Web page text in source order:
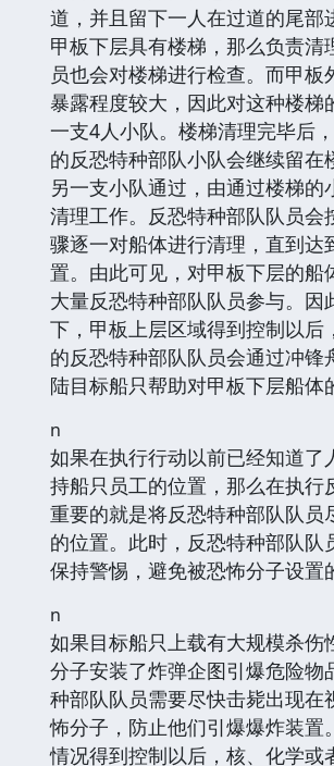
道，并且留下一人在过道的尾部
甲板下层具有楼梯，那么负责清
员也会对楼梯进行检查。而甲板
暴露程度较大，因此对这种楼梯
一支4人小队。楼梯清理完毕后
的反恐特种部队小队会继续留在
另一支小队通过，由通过楼梯的
清理工作。反恐特种部队队员会
骤逐一对船体进行清理，直到达
置。由此可见，对甲板下层的船
大量反恐特种部队队员参与。因
下，甲板上层区域得到控制以后
的反恐特种部队队员会通过冲锋
陆目标船只帮助对甲板下层船体
n
如果在执行行动以前已经知道了
持船只员工的位置，那么在执行
重要的就是将反恐特种部队队员
的位置。此时，反恐特种部队队
保持警惕，避免被恐怖分子设置
n
如果目标船只上载有大规模杀伤
分子安装了炸弹企图引爆危险物
种部队队员需要尽快击毙出现在
怖分子，防止他们引爆爆炸装置
情况得到控制以后，核、化学或